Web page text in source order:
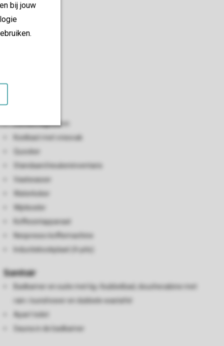
bij jouw
Combimagnetron
Koelkast met vriesvak
Quooker
Standaard keukeninventaris
Vaatwasser
Waterkoker
Wijnkoeler
Koffiezetapparaat
Nespresso koffiemachine
Inductiekookplaat (4-pits)
Sanitair
Badkamer en suite met lig-/bubbelbad, douchecabine met
rain-/sunshower en dubbele wastafel
Apart toilet
Sauna in de badkamer